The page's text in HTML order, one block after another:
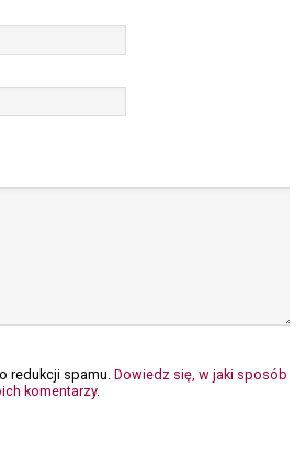
redukcji spamu. Dowiedz się, w jaki sposób
komentarzy.